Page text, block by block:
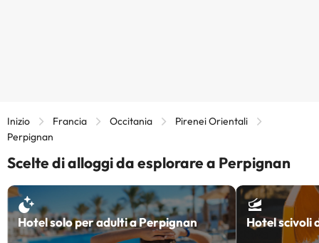
Inizio Francia Occitania
Pirenei Orientali
Perpignan
Scelte di alloggi da esplorare a Perpignan
Hotel solo per adulti a Perpignan Hotel scivoli